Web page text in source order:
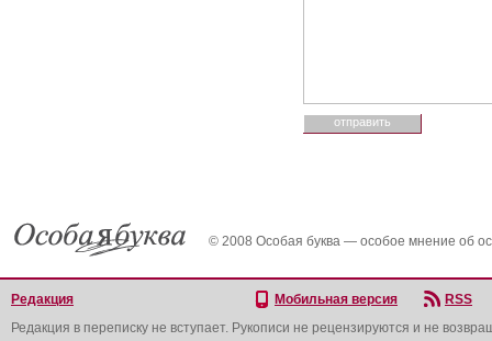
© 2008 Особая буква — особое мнение об
Редакция Мобильная версия
RSS
Редакция в переписку не вступает. Рукописи не рецензируются и не